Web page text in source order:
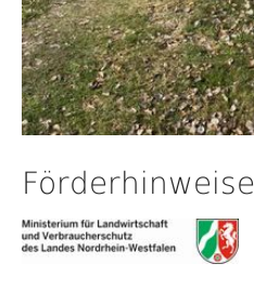
Förderhinweise